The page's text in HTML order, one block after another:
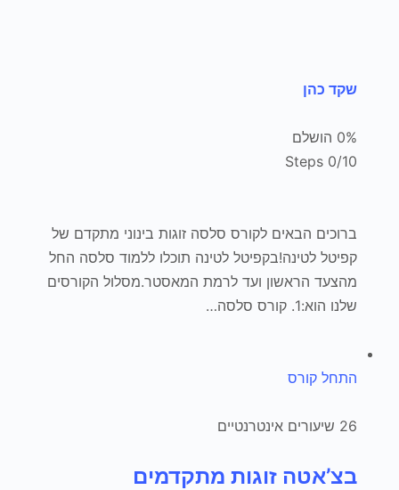
שקד כהן
0% הושלם
0/10 Steps
ברוכים הבאים לקורס סלסה זוגות בינוני מתקדם של
קפיטל לטינה!בקפיטל לטינה תוכלו ללמוד סלסה החל
מהצעד הראשון ועד לרמת המאסטר.מסלול הקורסים
שלנו הוא:1. קורס סלסה…
התחל קורס
26 שיעורים אינטרנטיים
בצ’אטה זוגות מתקדמים